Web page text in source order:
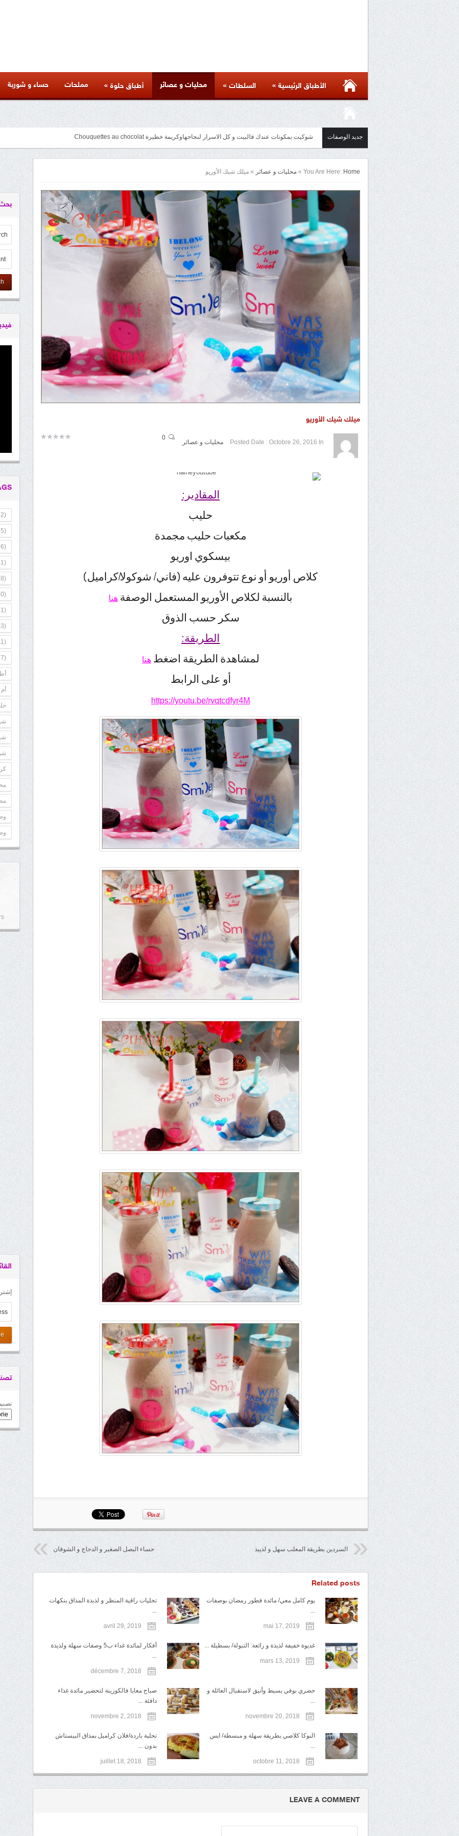
الأطباق الرئيسية » السلطات » محليات و عصائر أطباق حلوة » مملحات حساء و شوربة
جديد الوصفات مائدة أسيوية بأكثر من ست وصفات متنوعة لذيذة بأسرار المطاعم وكل المراحل والنصائح والمكونات الخاصة بها
You Are Here: Home
» محليات و عصائر » ميلك شيك الأوريو
ميلك شيك الأوريو
Posted Date : Octobre 26, 2016 In محليات و عصائر
0
المقادير:
حليب
مكعبات حليب مجمدة
بيسكوي اوريو
كلاص أوريو أو نوع تتوفرون عليه (فاني/ شوكولا/كراميل)
بالنسبة لكلاص الأوريو المستعمل الوصفة هنا
سكر حسب الذوق
الطريقة:
لمشاهدة الطريقة اضغط هنا
أو على الرابط
https://youtu.be/rvqtcdfyr4M
حساء البصل الصغير و الدجاج و الشوفان السردين بطريقة المعلب سهل و لذييذ
Related posts
يوم كامل معي/ مائدة فطور رمضان بوصفات
...
mai 17, 2019
تحليات راقية المنظر و لذيذة المذاق بنكهات
...
avril 29, 2019
غديوة خفيفة لذيذة و رائعة: التبولة/ بسطيلة ...
mars 13, 2019
أفكار لمائدة غداء ب5 وصفات سهلة ولذيذة
...
décembre 7, 2018
حضري بوفي بسيط وأنيق لاستقبال العائلة و
...
novembre 20, 2018
صباح معايا فالكوزينة لتحضير مائدة غذاء
دافئة ...
novembre 2, 2018
النوكا كلاصي بطريقة سهلة و مبسطة/ ايس
...
octobre 11, 2018
تحلية باردة/فلان كراميل بمذاق البيستاش
بدون ...
juillet 18, 2018
LEAVE A COMMENT